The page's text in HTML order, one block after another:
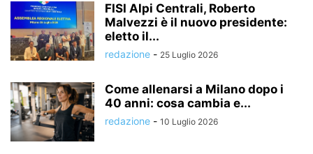
FISI Alpi Centrali, Roberto
Malvezzi è il nuovo presidente:
eletto il...
redazione - 25 Luglio 2026
Come allenarsi a Milano dopo i
40 anni: cosa cambia e...
redazione - 10 Luglio 2026